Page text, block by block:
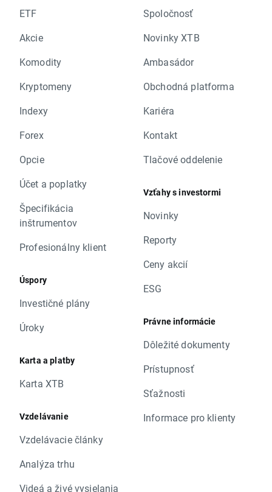
ETF
Akcie
Komodity
Kryptomeny
Indexy
Forex
Opcie
Účet a poplatky
Špecifikácia
inštrumentov
Profesionálny klient
Úspory
Investičné plány
Úroky
Karta a platby
Karta XTB
Vzdelávanie
Vzdelávacie články
Analýza trhu
Videá a živé vysielania
Spoločnosť
Novinky XTB
Ambasádor
Obchodná platforma
Kariéra
Kontakt
Tlačové oddelenie
Vzťahy s investormi
Novinky
Reporty
Ceny akcií
ESG
Právne informácie
Dôležité dokumenty
Prístupnosť
Sťažnosti
Informace pro klienty